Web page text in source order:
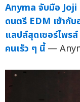
Anyma จับมือ
ดนตรี EDM เข้ากั
แลปส์สุดเซอร์ไพร
คนเร็ว ๆ นี้ —